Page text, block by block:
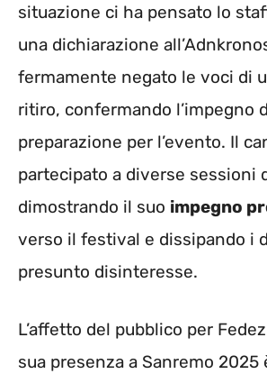
situazione ci ha pensato lo
una dichiarazione
fermamente negato le voci di
ritiro, confermando l’impegno
preparazione per l’evento. Il
partecipato a diverse sessioni
dimostrando il suo impegno
verso il festival e dissipando i
presunto disinteresse.
L’affetto del pubblico per
sua presenza a Sanremo 2025